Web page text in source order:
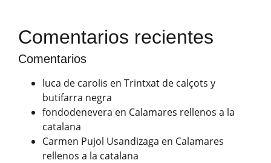
Comentarios recientes
Comentarios
luca de carolis en Trintxat de calçots y
butifarra negra
fondodenevera en Calamares rellenos a la
catalana
Carmen Pujol Usandizaga en Calamares
rellenos a la catalana